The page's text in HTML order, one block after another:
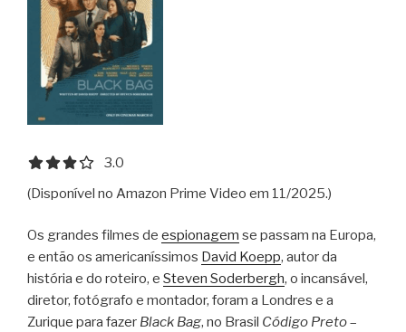
3.0 out of 5.0 stars
3.0
(Disponível no Amazon Prime Video em 11/2025.)
Os grandes filmes de espionagem se passam na Europa,
e então os americaníssimos David Koepp, autor da
história e do roteiro, e Steven Soderbergh, o incansável,
diretor, fotógrafo e montador, foram a Londres e a
Zurique para fazer Black Bag, no Brasil Código Preto–